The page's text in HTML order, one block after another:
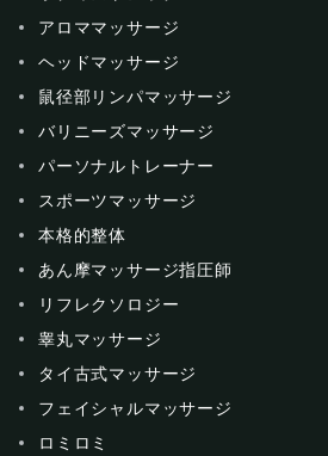
アロママッサージ
ヘッドマッサージ
鼠径部リンパマッサージ
バリニーズマッサージ
パーソナルトレーナー
スポーツマッサージ
本格的整体
あん摩マッサージ指圧師
リフレクソロジー
睾丸マッサージ
タイ古式マッサージ
フェイシャルマッサージ
ロミロミ